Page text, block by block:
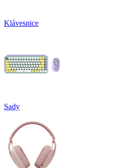
Klávesnice
Sady